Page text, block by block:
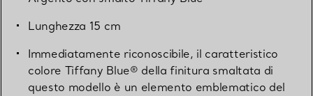
Lunghezza 15 cm
Immediatamente riconoscibile, il caratteristico
colore Tiffany Blue® della finitura smaltata di
questo modello è un elemento emblematico del